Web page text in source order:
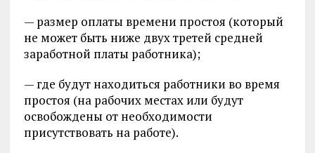
— размер оплаты времени простоя (который
не может быть ниже двух третей средней
заработной платы работника);
— где будут находиться работники во время
простоя (на рабочих местах или будут
освобождены от необходимости
присутствовать на работе).